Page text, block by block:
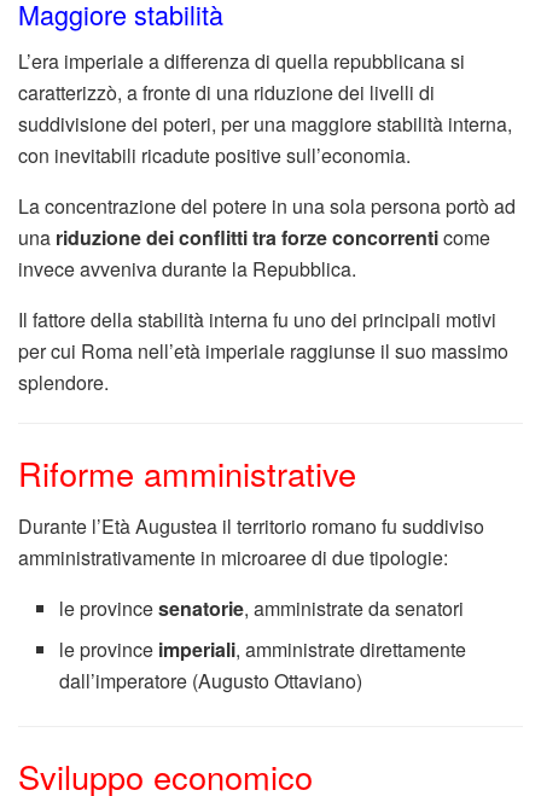
Maggiore stabilità
L’era imperiale a differenza di quella repubblicana si
caratterizzò, a fronte di una riduzione dei livelli di
suddivisione dei poteri, per una maggiore stabilità interna,
con inevitabili ricadute positive sull’economia.
La concentrazione del potere in una sola persona portò ad
una riduzione dei conflitti tra forze concorrenticome
invece avveniva durante la Repubblica.
Il fattore della stabilità interna fu uno dei principali motivi
per cui Roma nell’età imperiale raggiunse il suo massimo
splendore.
Riforme amministrative
Durante l’Età Augustea il territorio romano fu suddiviso
amministrativamente in microaree di due tipologie:
le provincesenatorie, amministrate da senatori
le province imperiali, amministrate direttamente
dall’imperatore (Augusto Ottaviano)
Sviluppo economico